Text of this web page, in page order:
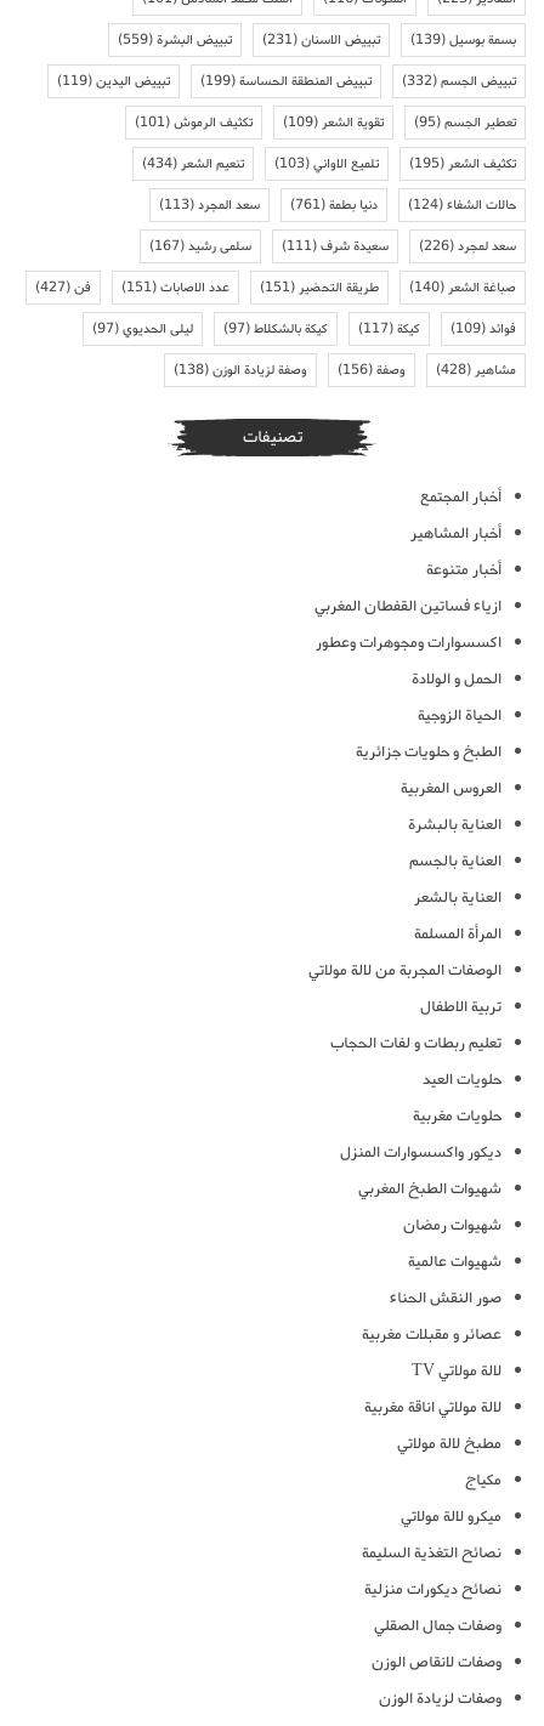
بسمة بوسيل(139) تبييض الاسنان(231) تبييض البشرة(559)
تبييض الجسم(332) تبييض المنطقة الحساسة(199) تبييض اليدين(119)
تعطير الجسم(95) تقوية الشعر(109) تكثيف الرموش(101)
تكثيف الشعر(195) تلميع الاواني(103) تنعيم الشعر(434)
حالات الشفاء(124) دنيا بطمة(761) سعد المجرد(113)
سعد لمجرد(226) سعيدة شرف(111) سلمى رشيد(167)
صباغة الشعر(140) طريقة التحضير(151) عدد الاصابات(151) فن(427)
فوائد(109) كيكة(117) كيكة بالشكلاط(97) ليلى الحديوي(97)
مشاهير(428) وصفة(156) وصفة لزيادة الوزن(138)
تصنيفات
أخبار المجتمع
أخبار المشاهير
أخبار متنوعة
ازياء فساتين القفطان المغربي
اكسسوارات ومجوهرات وعطور
الحمل و الولادة
الحياة الزوجية
الطبخ و حلويات جزائرية
العروس المغربية
العناية بالبشرة
العناية بالجسم
العناية بالشعر
المرأة المسلمة
الوصفات المجربة من لالة مولاتي
تربية الاطفال
تعليم ربطات و لفات الحجاب
حلويات العيد
حلويات مغربية
ديكور واكسسوارات المنزل
شهيوات الطبخ المغربي
شهيوات رمضان
شهيوات عالمية
صور النقش الحناء
عصائر و مقبلات مغربية
لالة مولاتي TV
لالة مولاتي اناقة مغربية
مطبخ لالة مولاتي
مكياج
ميكرو لالة مولاتي
نصائح التغذية السليمة
نصائح ديكورات منزلية
وصفات جمال الصقلي
وصفات لانقاص الوزن
وصفات لزيادة الوزن